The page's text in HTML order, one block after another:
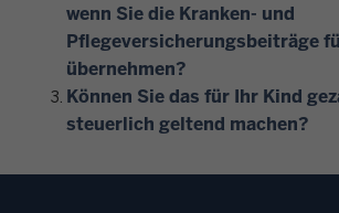
wenn Sie die Kranken- und
Pflegeversicherungsbeiträge
übernehmen?
Können Sie das für Ihr Kind
steuerlich geltend machen?